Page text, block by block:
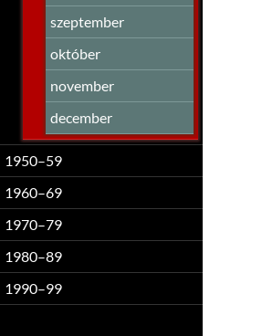
szeptember
október
november
december
1950–59
1960–69
1970–79
1980–89
1990–99